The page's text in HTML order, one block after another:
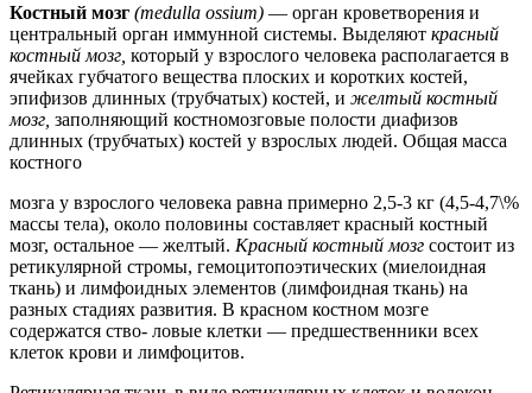
Костный мозг (medulla ossium) — орган кроветворения и
центральный орган иммунной системы. Выделяют красный
костный мозг, который у взрослого человека располагается в
ячейках губчатого вещества плоских и коротких костей,
эпифизов длинных (трубчатых) костей, и желтый костный
мозг, заполняющий костномозговые полости диафизов
длинных (трубчатых) костей у взрослых людей. Общая масса
костного
мозга у взрослого человека равна примерно 2,5-3 кг (4,5-4,7\%
массы тела), около половины составляет красный костный
мозг, остальное — желтый. Красный костный мозг состоит из
ретикулярной стромы, гемоцитопоэтических (миелоидная
ткань) и лимфоидных элементов (лимфоидная ткань) на
разных стадиях развития. В красном костном мозге
содержатся ство- ловые клетки — предшественники всех
клеток крови и лимфоцитов.